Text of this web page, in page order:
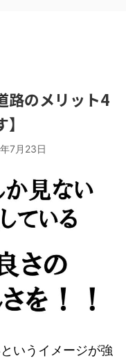
路のメリット4
7月23日
いうイメージが強